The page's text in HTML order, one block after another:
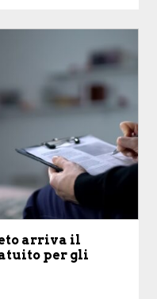
arriva il
per gli